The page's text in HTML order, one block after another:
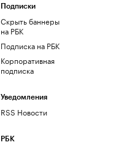
Подписки
Скрыть баннеры
на РБК
Подписка на РБК
Корпоративная
подписка
Уведомления
RSS Новости
РБК